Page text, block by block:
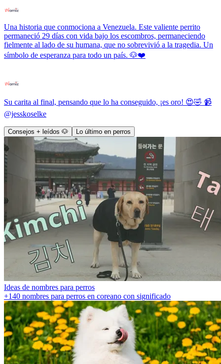
Una historia que conmociona a Venezuela. Este valiente perrito
permaneció 29 días con vida bajo los escombros, permaneciendo
fielmente al lado de su humana, que no sobrevivió a la tragedia. Un
símbolo de esperanza para todo un país. 🐶❤️
Su carita al final, pensando que lo ha conseguido, ¡es oro! 😍🤣 📹
@jesskoselke
Consejos + leídos 🐶 Lo último en perros
Ideas de nombres para perros
+140 nombres para perros en coreano con significado